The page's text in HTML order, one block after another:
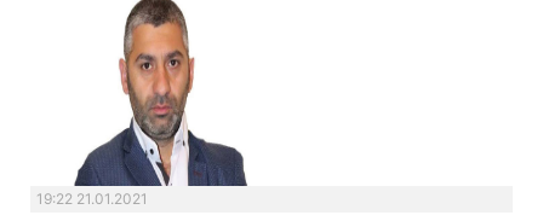
19:22 21.01.2021